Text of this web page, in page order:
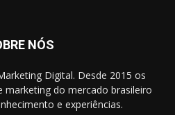
NÓS
Digital. Desde 2015 os
marketing do mercado brasileiro
e experiências.